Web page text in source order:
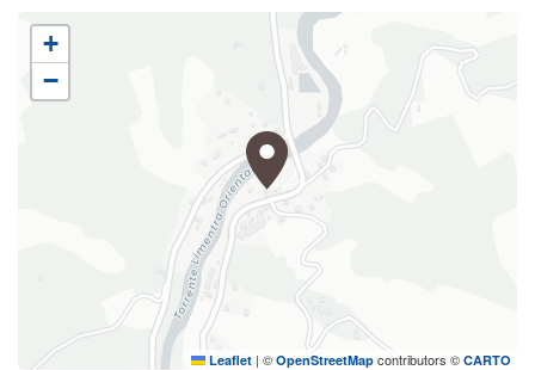
+
−
Leaflet | © OpenStreetMap contributors © CARTO